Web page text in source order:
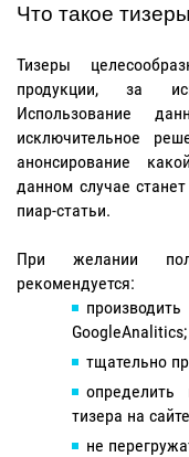
Что такое
Тизеры
продукции, за
Использование
исключительное
анонсирование
данном случае
пиар-статьи.
При желании
рекомендуется:
GoogleAnalitics;
тщательно
определить
тизера на
не